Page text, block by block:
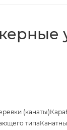
(канаты)
типа